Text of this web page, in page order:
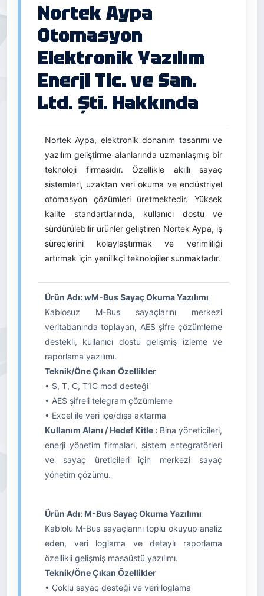
Nortek Aypa
Otomasyon
Elektronik Yazılım
Enerji Tic. ve San.
Ltd. Şti. Hakkında
Nortek Aypa, elektronik donanım tasarımı ve
yazılım geliştirme alanlarında uzmanlaşmış bir
teknoloji firmasıdır. Özellikle akıllı sayaç
sistemleri, uzaktan veri okuma ve endüstriyel
otomasyon çözümleri üretmektedir. Yüksek
kalite standartlarında, kullanıcı dostu ve
sürdürülebilir ürünler geliştiren Nortek Aypa, iş
süreçlerini kolaylaştırmak ve verimliliği
artırmak için yenilikçi teknolojiler sunmaktadır.
Ürün Adı: wM-Bus Sayaç Okuma Yazılımı
Kablosuz M-Bus sayaçlarını merkezi
veritabanında toplayan, AES şifre çözümleme
destekli, kullanıcı dostu gelişmiş izleme ve
raporlama yazılımı.
Teknik/Öne Çıkan Özellikler
• S, T, C, T1C mod desteği
• AES şifreli telegram çözümleme
• Excel ile veri içe/dışa aktarma
Kullanım Alanı / Hedef Kitle : Bina yöneticileri,
enerji yönetim firmaları, sistem entegratörleri
ve sayaç üreticileri için merkezi sayaç
yönetim çözümü.
Ürün Adı: M-Bus Sayaç Okuma Yazılımı
Kablolu M-Bus sayaçlarını toplu okuyup analiz
eden, veri loglama ve detaylı raporlama
özellikli gelişmiş masaüstü yazılımı.
Teknik/Öne Çıkan Özellikler
• Çoklu sayaç desteği ve veri loglama